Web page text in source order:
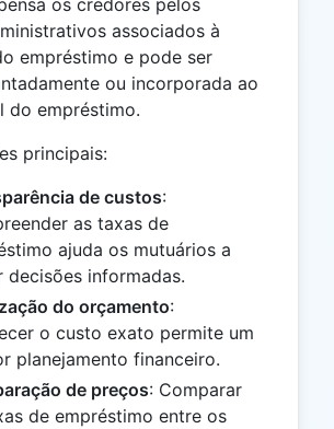
associados à
empréstimo e pode ser
ou incorporada ao
do empréstimo.
principais:
de custos:
as taxas de
ajuda os mutuários a
decisões informadas.
do orçamento:
o custo exato permite um
planejamento financeiro.
de preços: Comparar
de empréstimo entre os